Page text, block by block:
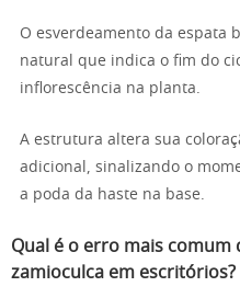
O esverdeamento da espata
natural que indica o fim do
inflorescência na planta.
A estrutura altera sua
adicional, sinalizando o
a poda da haste na base.
Qual é o erro mais comum
zamioculca em escritórios?